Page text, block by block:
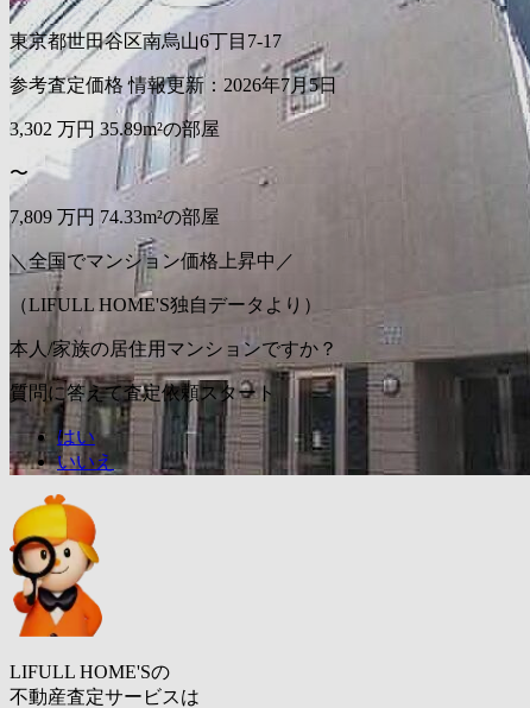
東京都世田谷区南烏山6丁目7-17
参考査定価格 情報更新：2026年7月5日
3,302 万円 35.89m²の部屋
〜
7,809 万円 74.33m²の部屋
＼全国でマンション価格上昇中／
（LIFULL HOME'S独自データより）
本人/家族の居住用マンションですか？
質問に答えて査定依頼スタート
はい
いいえ
LIFULL HOME'Sの
不動産査定サービスは